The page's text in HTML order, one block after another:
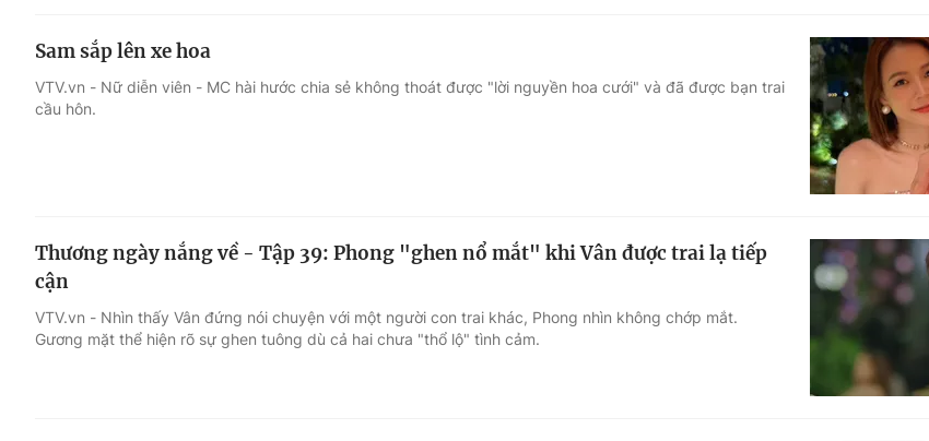
Sam sắp lên xe hoa
VTV.vn - Nữ diễn viên - MC hài hước chia sẻ không thoát được "lời nguyền hoa cưới" và đã được bạn trai
cầu hôn.
Thương ngày nắng về - Tập 39: Phong "ghen nổ mắt" khi Vân được trai lạ tiếp
cận
VTV.vn - Nhìn thấy Vân đứng nói chuyện với một người con trai khác, Phong nhìn không chớp mắt.
Gương mặt thể hiện rõ sự ghen tuông dù cả hai chưa "thổ lộ" tình cảm.